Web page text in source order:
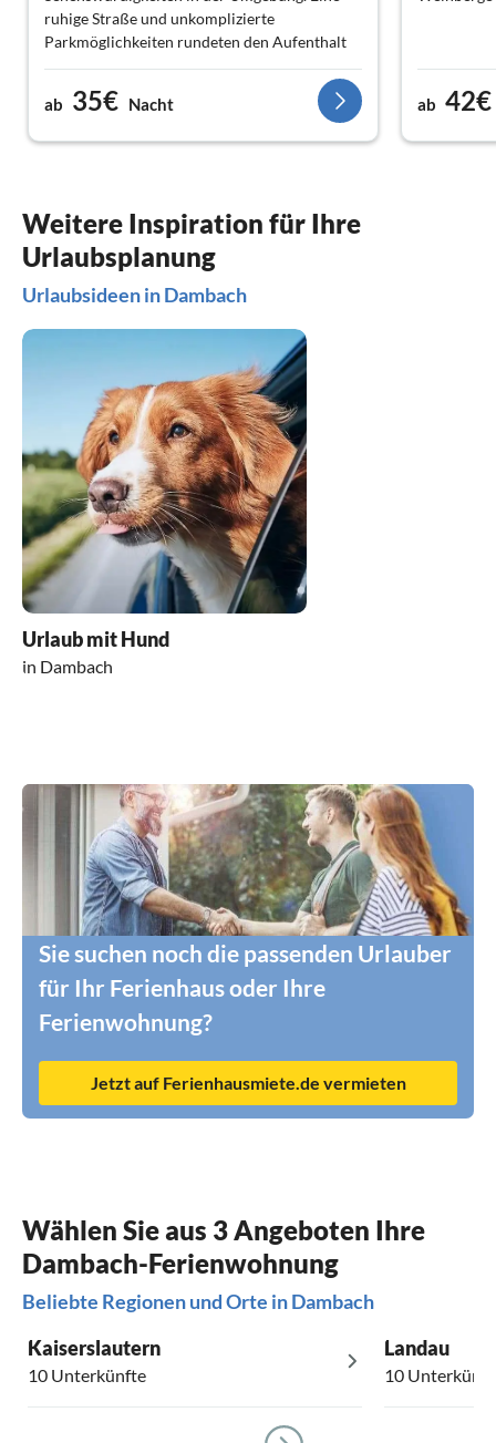
ruhige Straße und unkomplizierte
Parkmöglichkeiten rundeten den Aufenthalt
ab.
ab 35€ Nacht ab 42€
Weitere Inspiration für Ihre
Urlaubsplanung
Urlaubsideen in Dambach
Urlaub mit Hund
in Dambach
Sie suchen noch die passenden Urlauber
für Ihr Ferienhaus oder Ihre
Ferienwohnung?
Jetzt auf Ferienhausmiete.de vermieten
Wählen Sie aus 3 Angeboten Ihre
Dambach-Ferienwohnung
Beliebte Regionen und Orte in Dambach
Kaiserslautern
10 Unterkünfte
Landau
10